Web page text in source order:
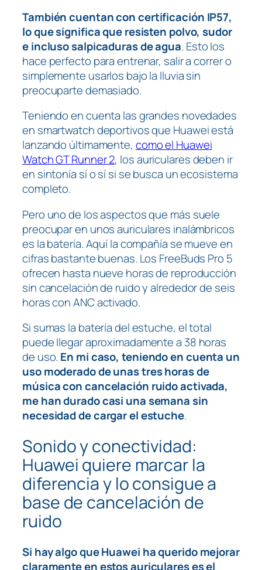
También cuentan con certificación IP57,
lo que significa que resisten polvo, sudor
e incluso salpicaduras de agua. Esto los
hace perfecto para entrenar, salir a correr o
simplemente usarlos bajo la lluvia sin
preocuparte demasiado.
Teniendo en cuenta las grandes novedades
en smartwatch deportivos que Huawei está
lanzando últimamente, como el Huawei
Watch GT Runner 2, los auriculares deben ir
en sintonía sí o sí si se busca un ecosistema
completo.
Pero uno de los aspectos que más suele
preocupar en unos auriculares inalámbricos
es la batería. Aquí la compañía se mueve en
cifras bastante buenas. Los FreeBuds Pro 5
ofrecen hasta nueve horas de reproducción
sin cancelación de ruido y alrededor de seis
horas con ANC activado.
Si sumas la batería del estuche, el total
puede llegar aproximadamente a 38 horas
de uso. En mi caso, teniendo en cuenta un
uso moderado de unas tres horas de
música con cancelación ruido activada,
me han durado casi una semana sin
necesidad de cargar el estuche.
​Sonido y conectividad:
Huawei quiere marcar la
diferencia y lo consigue a
base de cancelación de
ruido
Si hay algo que Huawei ha querido mejorar
claramente en estos auriculares es el